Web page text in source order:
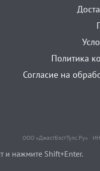
Политика
Согласие на
ООО «ДжастБэстТулс.Ру» ·
и нажмите Shift+Enter.